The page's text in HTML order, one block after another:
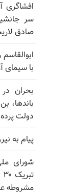
افشاگری
سر
صادق
با سیمای
بحران
باندها،
دولت
پیام به
شورای
مشروطه